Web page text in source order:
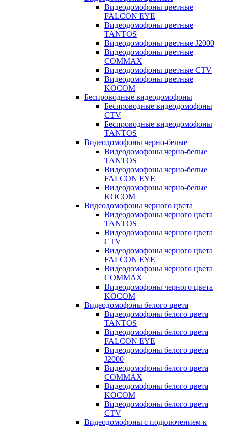
Видеодомофоны цветные
FALCON EYE
Видеодомофоны цветные
TANTOS
Видеодомофоны цветные J2000
Видеодомофоны цветные
COMMAX
Видеодомофоны цветные CTV
Видеодомофоны цветные
KOCOM
Беспроводные видеодомофоны
Беспроводные видеодомофоны
CTV
Беспроводные видеодомофоны
TANTOS
Видеодомофоны черно-белые
Видеодомофоны черно-белые
TANTOS
Видеодомофоны черно-белые
FALCON EYE
Видеодомофоны черно-белые
KOCOM
Видеодомофоны черного цвета
Видеодомофоны черного цвета
TANTOS
Видеодомофоны черного цвета
CTV
Видеодомофоны черного цвета
FALCON EYE
Видеодомофоны черного цвета
COMMAX
Видеодомофоны черного цвета
KOCOM
Видеодомофоны белого цвета
Видеодомофоны белого цвета
TANTOS
Видеодомофоны белого цвета
FALCON EYE
Видеодомофоны белого цвета
J2000
Видеодомофоны белого цвета
COMMAX
Видеодомофоны белого цвета
KOCOM
Видеодомофоны белого цвета
CTV
Видеодомофоны с подключением к